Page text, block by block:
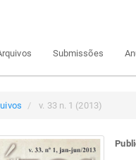
Submissões
v. 33 n. 1 (2013)